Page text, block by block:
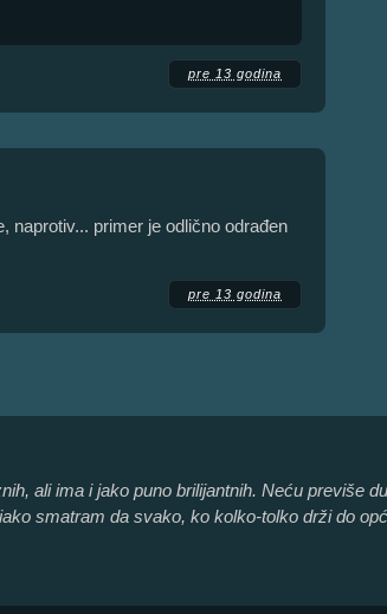
pre 13 godina
naprotiv... primer je odlično odrađen
pre 13 godina
ali ima i jako puno brilijantnih. Neću previše
smatram da svako, ko kolko-tolko drži do